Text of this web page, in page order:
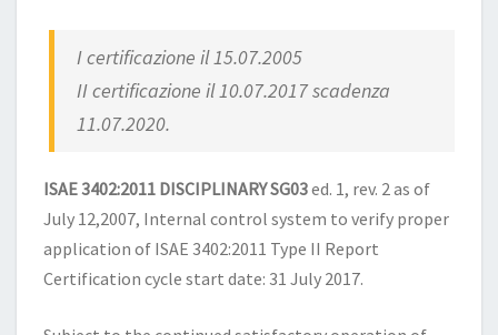
I certificazione il 15.07.2005
II certificazione il 10.07.2017 scadenza
11.07.2020.
ISAE 3402:2011 DISCIPLINARY SG03ed. 1, rev. 2 as of
July 12,2007, Internal control system to verify proper
application of ISAE 3402:2011 Type II Report
Certification cycle start date: 31 July 2017.